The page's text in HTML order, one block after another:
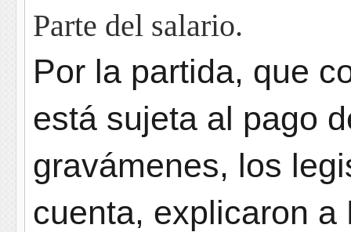
Parte del salario.
Por la partida, que
está sujeta al pago
gravámenes, los
cuenta, explicaron